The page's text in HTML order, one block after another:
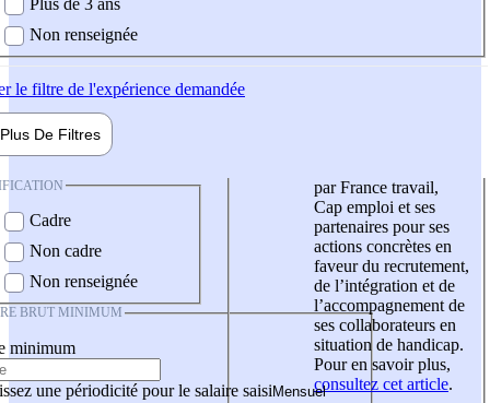
Non renseignée
le filtre de l'expérience demandée
Plus De Filtres
Cadre
Non cadre
Non renseignée
BRUT MINIMUM
minimum
une périodicité pour le salaire saisi
par France travail,
Cap emploi et ses
partenaires pour ses
actions concrètes en
faveur du recrutement,
de l’intégration et de
l’accompagnement de
ses collaborateurs en
situation de handicap.
Pour en savoir plus,
consultez cet article.